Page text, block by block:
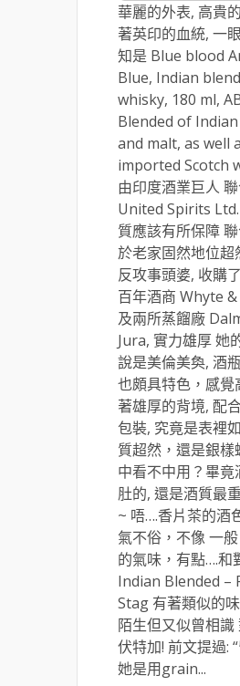
華麗的外表, 高貴
著英印的血統, 一
知是 Blue blood
Blue, Indian
whisky, 180 ml,
Blended of
and malt, as well
imported Scotch
由印度酒業巨人
United Spirits
質應該有所保障
於老家固然地位超
反攻事頭婆, 收購
百年酒商 Whyte
及兩所蒸餾廠
Jura, 實力雄厚 她
說是美倫美奐, 酒
也頗具特色，感覺
著雄厚的背境, 配
包裝, 究竟是表裡
質超然，還是銀樣
中看不中用？畢竟
肚的, 還是酒質最
~ 唔….香片茶的酒
氣不俗，不像 一
的氣味，有點….和
Indian Blended –
Stag 有著類似的
陌生但又似曾相識
伏特加! 前文提過: “
她是用grain...